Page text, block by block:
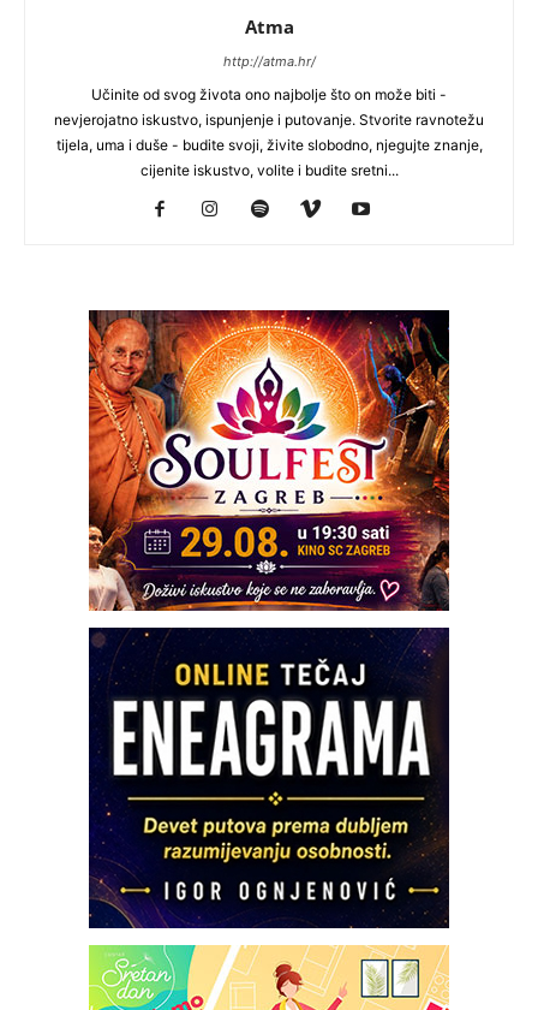
Atma
http://atma.hr/
Učinite od svog života ono najbolje što on može biti -
nevjerojatno iskustvo, ispunjenje i putovanje. Stvorite ravnotežu
tijela, uma i duše - budite svoji, živite slobodno, njegujte znanje,
cijenite iskustvo, volite i budite sretni...